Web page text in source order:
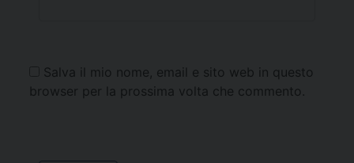
Salva il mio nome, email e sito web in questo
browser per la prossima volta che commento.